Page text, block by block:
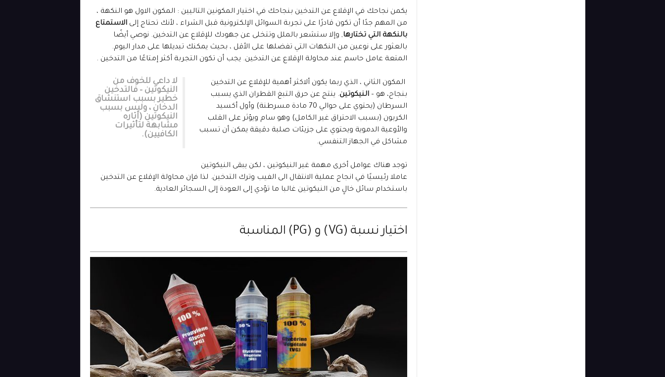
يكمن نجاحك في الإقلاع عن التدخين بنجاحك في اختيار المكونين التاليين : المكون الاول هو النكهة ،
من المهم جدًا أن تكون قادرًا على تجربة السوائل الإلكترونية قبل الشراء ، لأنك تحتاج إلى الاستمتاع
بالنكهة التي تختارها, وإلا ستشعر بالملل وتتخلى عن جهودك للإقلاع عن التدخين. نوصي أيضًا
بالعثور على نوعين من النكهات التي تفضلها على الأقل ، بحيث يمكنك تبديلها على مدار اليوم.
المتعة عامل حاسم عند محاولة الإقلاع عن التدخين. يجب أن تكون التجربة أكثر إمتاعًا من التدخين .
لا داعي للخوف من
النيكوتين – فالتدخين
خطير بسبب استنشاق
الدخان ، وليس بسبب
النيكوتين (آثاره
مشابهة لتأثيرات
الكافيين).
المكون الثاني ، الذي ربما يكون ألاكثر أهمية للإقلاع عن التدخين
بنجاح، هو – النيكوتين. ينتج عن حرق التبغ القطران الذي يسبب
السرطان (يحتوي على حوالي 70 مادة مسرطنة) وأول أكسيد
الكربون (بسبب الاحتراق غير الكامل) وهو سام ويؤثر على القلب
والأوعية الدموية ويحتوي على جزيئات صلبة دقيقة يمكن أن تسبب
مشاكل في الجهاز التنفسي.
توجد هناك عوامل أخرى مهمة غير النيكوتين ، لكن يبقى النيكوتين
عاملا رئيسيًا في انجاح عملية الانتقال الى الفيب وترك التدخين. لذا فإن محاولة الإقلاع عن التدخين
باستخدام سائل خالٍ من النيكوتين غالبا ما تؤدي إلى العودة إلى السجائر العادية.
اختيار نسبة (VG) و (PG) المناسبة